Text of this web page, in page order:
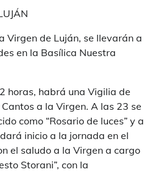
Virgen de Luján, se llevarán a
en la Basílica Nuestra
horas, habrá una Vigilia de
a la Virgen. A las 23 se
como “Rosario de luces” y a
inicio a la jornada en el
el saludo a la Virgen a cargo
Storani”, con la